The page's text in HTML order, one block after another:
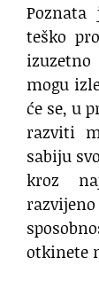
teško
mogu
će se, u
razviti
sabiju
kroz
otkinete